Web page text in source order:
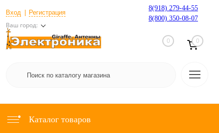
Вход Регистрация
Ваш город:
8(918) 279-44-55
8(800) 350-08-07
0 0
Каталог товаров